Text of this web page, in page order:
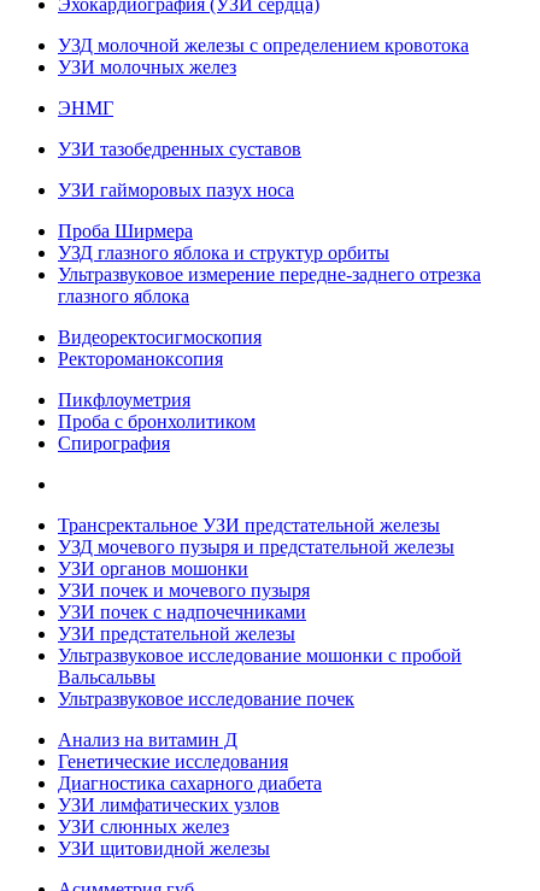
Эхокардиография (УЗИ сердца)
УЗД молочной железы с определением кровотока
УЗИ молочных желез
ЭНМГ
УЗИ тазобедренных суставов
УЗИ гайморовых пазух носа
Проба Ширмера
УЗД глазного яблока и структур орбиты
Ультразвуковое измерение передне-заднего отрезка
глазного яблока
Видеоректосигмоскопия
Ректороманоксопия
Пикфлоуметрия
Проба с бронхолитиком
Спирография
Трансректальное УЗИ предстательной железы
УЗД мочевого пузыря и предстательной железы
УЗИ органов мошонки
УЗИ почек и мочевого пузыря
УЗИ почек с надпочечниками
УЗИ предстательной железы
Ультразвуковое исследование мошонки с пробой
Вальсальвы
Ультразвуковое исследование почек
Анализ на витамин Д
Генетические исследования
Диагностика сахарного диабета
УЗИ лимфатических узлов
УЗИ слюнных желез
УЗИ щитовидной железы